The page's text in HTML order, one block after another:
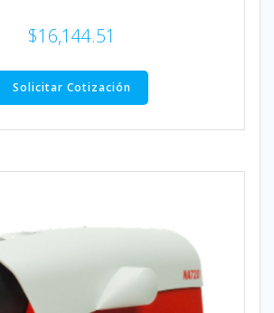
$16,144.51
Solicitar Cotización